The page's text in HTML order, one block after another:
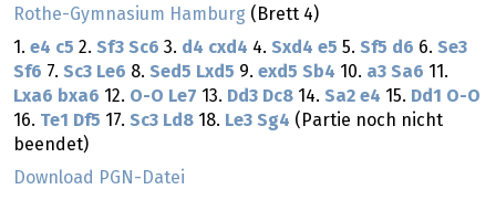
Rothe-Gymnasium Hamburg (Brett 4)
1. e4 c5 2. Sf3 Sc6 3. d4 cxd4 4. Sxd4 e5 5. Sf5 d6 6. Se3
Sf6 7. Sc3 Le6 8. Sed5 Lxd5 9. exd5 Sb4 10. a3 Sa6 11.
Lxa6 bxa6 12. O-O Le7 13. Dd3 Dc8 14. Sa2 e4 15. Dd1 O-O
16. Te1 Df5 17. Sc3 Ld8 18. Le3 Sg4 (Partie noch nicht
beendet)
Download PGN-Datei